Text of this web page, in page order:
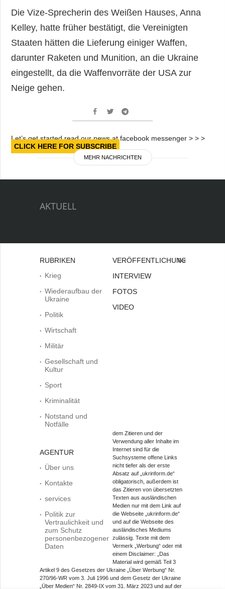
Die Vize-Sprecherin des Weißen Hauses, Anna
Kelley, hatte früher bestätigt, die Vereinigten
Staaten hätten die Lieferung einiger Waffen,
darunter Raketen und Munition, an die Ukraine
eingestellt, da die Waffenvorräte der USA zur
Neige gehen.
Let’s get started read our news at facebook messenger > > >
CLICK HERE FOR SUBSCRIBE
MEHR NACHRICHTEN
AKTUELL
RUBRIKEN
Krieg
Wiederaufbau der
Ukraine
Politik
Wirtschaft
Militär
Gesellschaft und
Kultur
Sport
Kriminalität
Notstand und
Notfälle
AGENTUR
Über uns
Kontakte
services
Politik zur
Vertraulichkeit und
zum Schutz
personenbezogener
Daten
VERÖFFENTLICHUNGEN
INTERVIEW
FOTOS
VIDEO
Bei
dem Zitieren und der
Verwendung aller Inhalte im
Internet sind für die
Suchsysteme offene Links
nicht tiefer als der erste
Absatz auf „ukrinform.de“
obligatorisch, außerdem ist
das Zitieren von übersetzten
Texten aus ausländischen
Medien nur mit dem Link auf
die Webseite „ukrinform.de“
und auf die Webseite des
ausländisches Mediums
zulässig. Texte mit dem
Vermerk „Werbung“ oder mit
einem Disclaimer: „Das
Material wird gemäß Teil 3
Artikel 9 des Gesetzes der Ukraine „Über Werbung“ Nr.
270/96-WR vom 3. Juli 1996 und dem Gesetz der Ukraine
„Über Medien“ Nr. 2849-IX vom 31. März 2023 und auf der